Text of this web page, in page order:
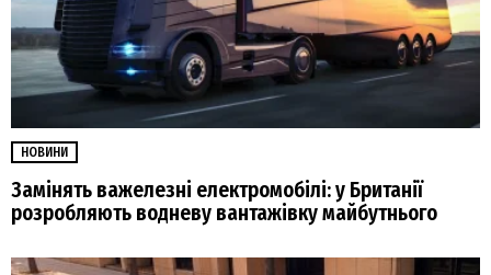
НОВИНИ
Замінять важелезні електромобілі: у Британії
розробляють водневу вантажівку майбутнього